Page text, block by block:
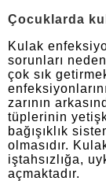
Çocuklarda
Kulak
sorunları
çok sık
zarının
tüplerinin
bağışıklık
olmasıdır.
iştahsızlığa,
açmaktadır.